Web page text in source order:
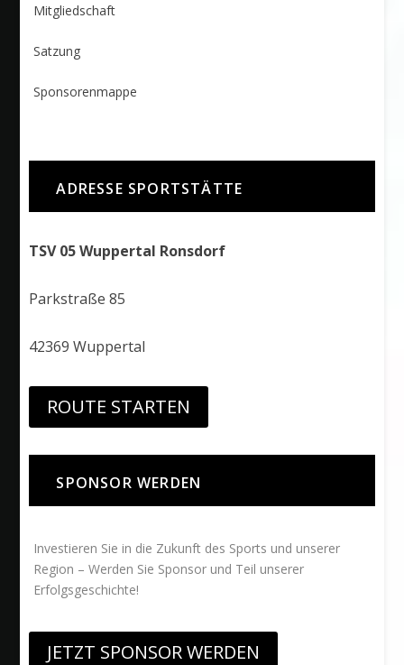
Mitgliedschaft
Satzung
Sponsorenmappe
ADRESSE SPORTSTÄTTE
TSV 05 Wuppertal Ronsdorf
Parkstraße 85
42369 Wuppertal
ROUTE STARTEN
SPONSOR WERDEN
Investieren Sie in die Zukunft des Sports und unserer
Region – Werden Sie Sponsor und Teil unserer
Erfolgsgeschichte!
JETZT SPONSOR WERDEN